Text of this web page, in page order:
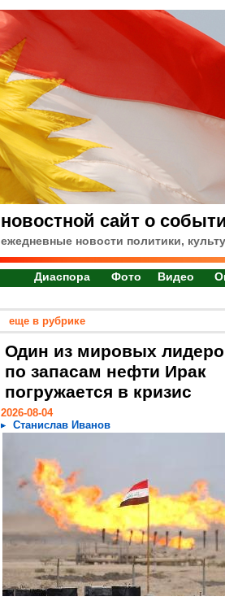
новостной сайт о
ежедневные новости политики,
Диаспора Фото Видео
еще в рубрике
Один из мировых
по запасам нефти Ирак
погружается в кризис
2026-08-04
Станислав Иванов